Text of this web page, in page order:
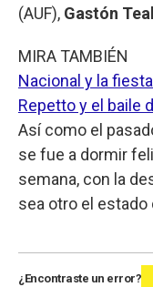
(AUF), Gastón
MIRA TAMBIÉN
Nacional y la
Repetto y el baile
Así como el
se fue a dormir
semana, con la
sea otro el estado
¿Encontraste un error?